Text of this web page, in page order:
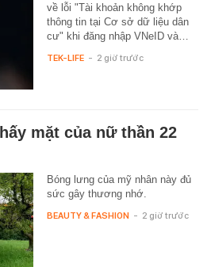
về lỗi "Tài khoản không khớp
thông tin tại Cơ sở dữ liệu dân
cư" khi đăng nhập VNeID và…
TEK-LIFE - 2 giờ trước
mặt của nữ thần 22
Bóng lưng của mỹ nhân này đủ
sức gây thương nhớ.
BEAUTY & FASHION - 2 giờ trước